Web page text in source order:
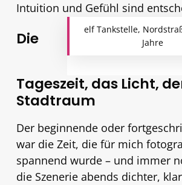
Intuition und Gefühl sind
elf Tankstelle,
Jahre
Die
Tageszeit, das Licht,
Stadtraum
Der beginnende oder
war die Zeit, die für mich
spannend wurde – und immer
die Szenerie abends dichter,